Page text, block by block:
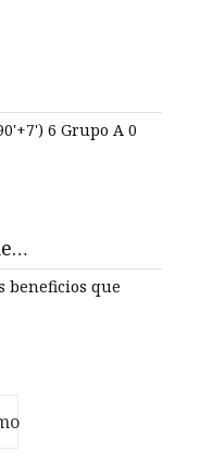
6 Grupo A 0
beneficios que